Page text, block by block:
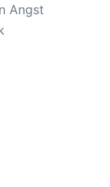
Angst